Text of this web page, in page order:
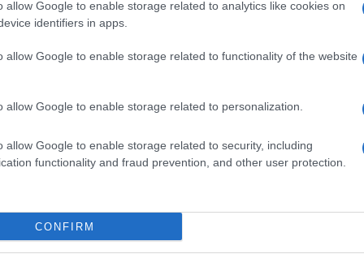
allow Google to enable storage related to analytics like cookies on
identifiers in apps.
allow Google to enable storage related to functionality of the website
allow Google to enable storage related to personalization.
allow Google to enable storage related to security, including
functionality and fraud prevention, and other user protection.
CONFIRM
giganta.
prošle godine, kada je pokrenuo proizvodnju u
i imao prihode od 22 miliona KM.
kapaciteta. To, prije svega,
oko 10.000 m2, a što je prva faza ukupnog
otvaranjem oko 800 novih radnih mjesta u